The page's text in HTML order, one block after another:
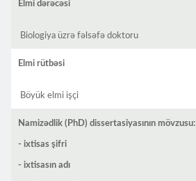
Elmi dərəcəsi
Biologiya üzrə fəlsəfə doktoru
Elmi rütbəsi
Böyük elmi işçi
Namizədlik (PhD) dissertasiyasının mövzusu:
- ixtisas şifri
- ixtisasın adı